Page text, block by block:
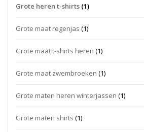
Grote heren t-shirts (1)
Grote maat regenjas (1)
Grote maat t-shirts heren (1)
Grote maat zwembroeken (1)
Grote maten heren winterjassen (1)
Grote maten shirts (1)